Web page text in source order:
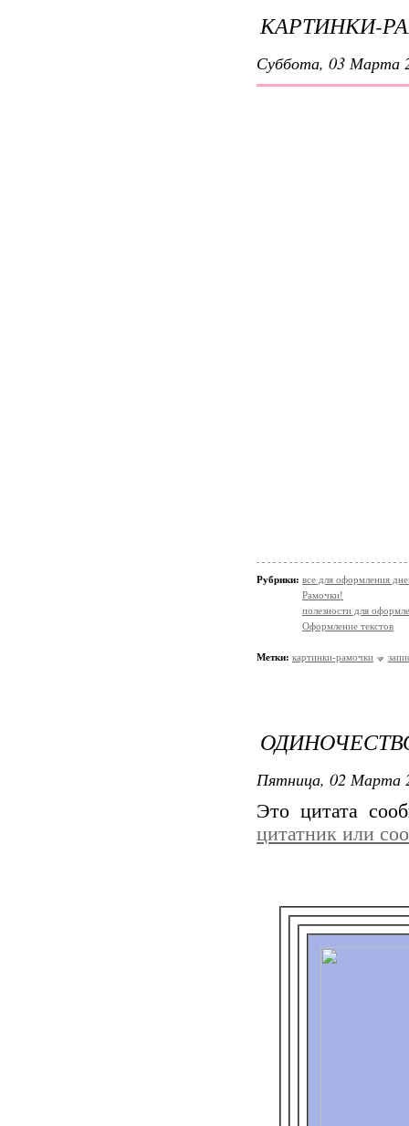
КАРТИНКИ-
Суббота, 03 Марта
Рубрики: все для оформления
Рамочки!
полезности для
Оформление текстов
Метки: картинки-рамочки
Пятница, 02 Марта
Это цитата
цитатник или